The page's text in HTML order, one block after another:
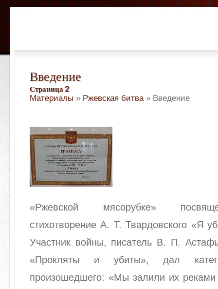
Введение
Страница 2
Материалы » Ржевская битва» Введение
«Ржевской мясорубке»
стихотворение А. Т. Твардовского «Я
Участник войны, писатель В. П.
«Прокляты и убиты», дал
произошедшего: «Мы залили их реками